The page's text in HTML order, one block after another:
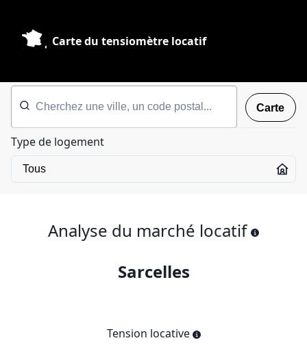
Carte du tensiomètre locatif
Carte
Type de logement
Analyse du marché locatif
Sarcelles
Tension locative